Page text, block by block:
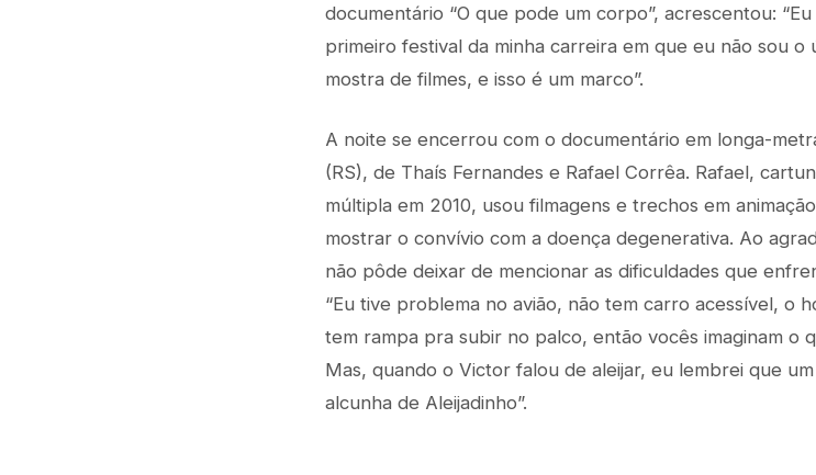
documentário “O que pode um corpo”, acrescentou:
primeiro festival da minha carreira em que eu não sou o
mostra de filmes, e isso é um marco”.
A noite se encerrou com o documentário em longa-
(RS), de Thaís Fernandes e Rafael Corrêa. Rafael,
múltipla em 2010, usou filmagens e trechos em
mostrar o convívio com a doença degenerativa. Ao
não pôde deixar de mencionar as dificuldades que
“Eu tive problema no avião, não tem carro acessível, o
tem rampa pra subir no palco, então vocês imaginam o
Mas, quando o Victor falou de aleijar, eu lembrei que
alcunha de Aleijadinho”.